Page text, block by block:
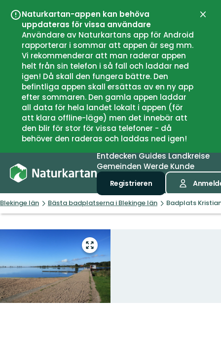
Naturkartan-appen kan behöva
uppdateras för vissa användare
Användare av Naturkartans app för Android
rapporterar i sommar att appen är seg mm.
Vi rekommenderar att man raderar appen
helt från sin telefon i så fall och laddar ned
igen! Då skall den fungera bättre. Den
befintliga appen skall ersättas av en ny app
efter sommaren. Den gamla appen laddar
all data för hela landet lokalt i appen (för
att klara offline-läge) men det innebär att
den blir för stor för vissa telefoner - då
behöver den raderas och laddas ned igen!
EntdeckenGuidesLandkreise
Gemeinden Werde Kunde
Registrieren
Blekinge län Bästa badplatserna i Blekinge län Badplats
Vollbild
öffnen